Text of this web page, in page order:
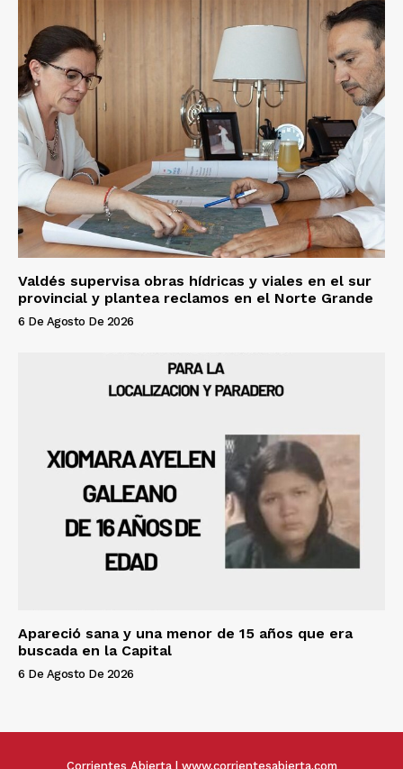
Valdés supervisa obras hídricas y viales en el sur
provincial y plantea reclamos en el Norte Grande
6 De Agosto De 2026
Apareció sana y una menor de 15 años que era
buscada en la Capital
6 De Agosto De 2026
Corrientes Abierta | www.corrientesabierta.com